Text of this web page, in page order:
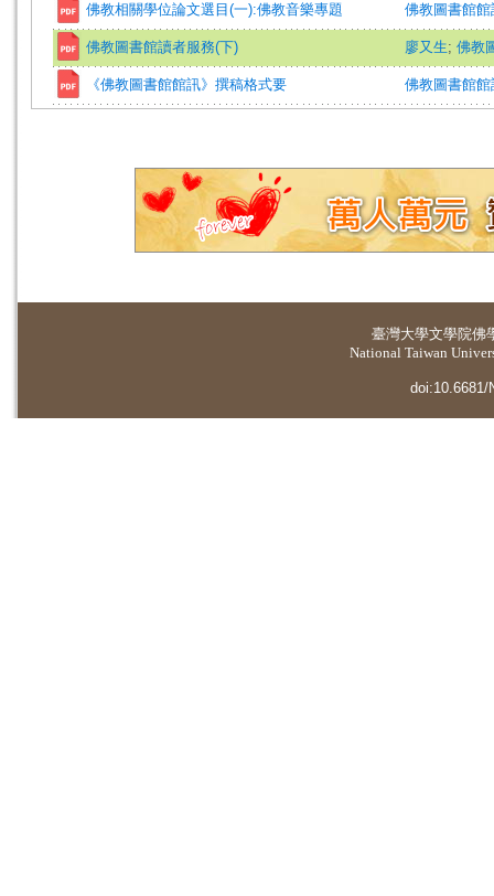
佛教相關學位論文選目(一):佛教音樂專題 佛教圖書館
佛教圖書館讀者服務(下) 廖又生; 佛教
《佛教圖書館館訊》撰稿格式要 佛教圖書館
臺灣大學文學院佛
National Taiwan
doi:10.6681/